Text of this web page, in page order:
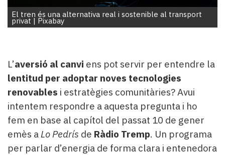
Mai
tant!
TV
El
temps
Reportatges
Entrevistes
Enquestes
A
escena!
Dis
El tren és una alternativa real i sostenible al transport
privat | Pixabay
L’aversió al canvi ens pot servir per entendre la
lentitud per adoptar noves tecnologies
renovables i estratègies comunitàries? Avui
intentem respondre a aquesta pregunta i ho
fem en base al capítol del passat 10 de gener
emès aLo Pedrís de Ràdio Tremp. Un programa
per parlar d’energia de forma clara i entenedora